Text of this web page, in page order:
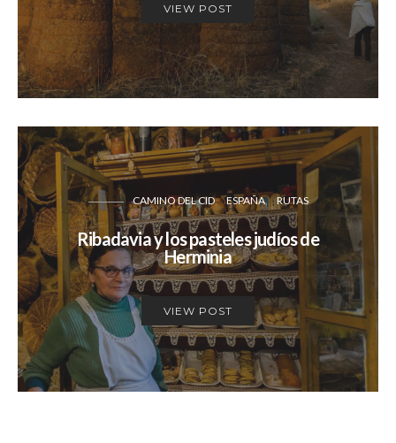
VIEW POST
CAMINO DEL CID ESPAÑA RUTAS
Ribadavia y los pasteles judíos de
Herminia
VIEW POST